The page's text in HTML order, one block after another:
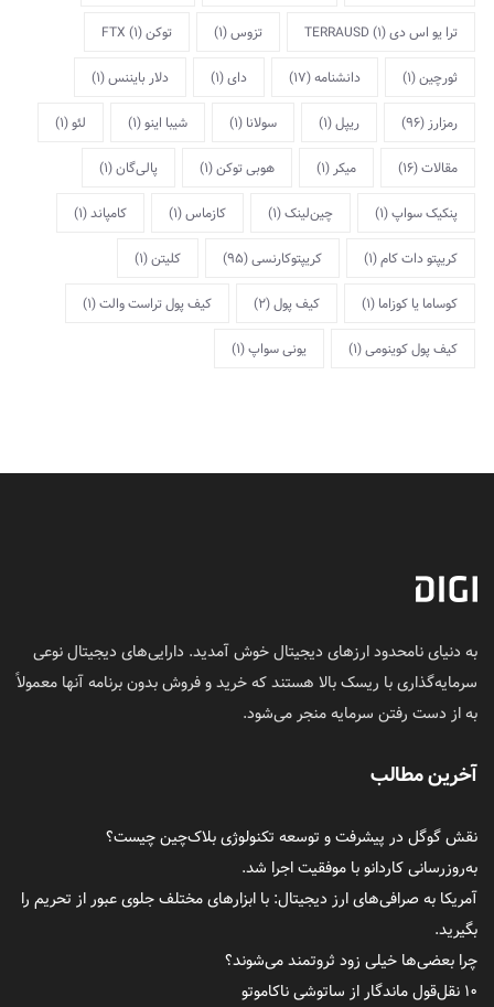
ترا یو اس دی TERRAUSD(1) تزوس(1) توکن FTX(1)
ثورچین(1) دانشنامه(17) دای(1) دلار بایننس(1)
رمزارز (96) ریپل(1) سولانا (1) شیبا اینو(1) لئو(1)
مقالات(16) میکر (1) هوبی توکن(1) پالی‌گان(1)
پنکیک سواپ(1) چین‌لینک(1) کازماس(1) کامپاند(1)
کریپتو دات کام(1) کریپتوکارنسی(95) کلیتن(1)
کوساما یا کوزاما (1) کیف پول(2) کیف پول تراست والت(1)
کیف پول کوینومی(1) یونی سواپ(1)
به دنیای نامحدود ارزهای دیجیتال خوش آمدید. دارایی‌های دیجیتال نوعی
سرمایه‌گذاری با ریسک بالا هستند که خرید و فروش بدون برنامه آنها معمولاً
به از دست رفتن سرمایه منجر می‌شود.
آخرین مطالب
نقش گوگل در پیشرفت و توسعه تکنولوژی بلاک‌چین چیست؟
به‌روزرسانی کاردانو با موفقیت اجرا شد.
آمریکا به صرافی‌های ارز دیجیتال: با ابزارهای مختلف جلوی عبور از تحریم را
بگیرید.
چرا بعضی‌ها خیلی زود ثروتمند می‌شوند؟
۱۰ نقل‌قول ماندگار از ساتوشی ناکاموتو